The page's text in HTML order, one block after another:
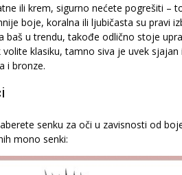
ili krem, sigurno nećete pogrešiti –
boje, koralna ili ljubičasta su pravi
baš u trendu, takođe odlično stoje
klasiku, tamno siva je uvek sjajan
i bronze.
senku za oči u zavisnosti od
mono senki: